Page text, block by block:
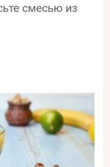
смесью из